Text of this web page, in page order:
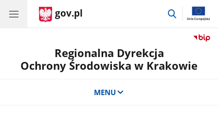
gov.pl
przejdź
Regionalna Dyrekcja
Ochrony Środowiska w Krakowie
MENU